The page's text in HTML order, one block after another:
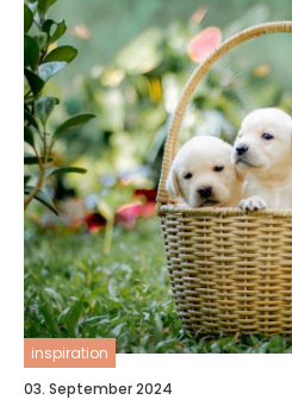
inspiration
03. September 2024